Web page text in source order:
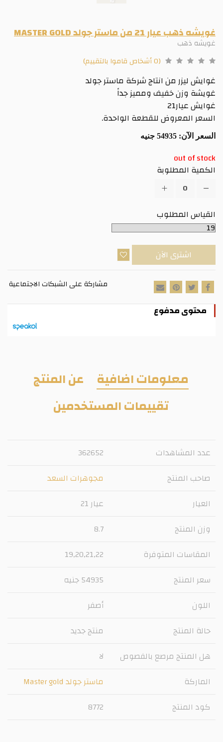
غويشه ذهب عيار 21 من ماستر جولد MASTER GOLD
غويشه ذهب
(0 أشخاص قاموا بالتقييم)
غوايش ليزر من انتاج شركة ماستر جولد
غويشة وزن خفيف ومميز جداً
غوايش عيار21
السعر المعروض للقطعة الواحدة.
السعر الآن:
out of stock
الكمية المطلوبة
القياس المطلوب
اشترى الآن
مشاركة على الشبكات الاجتماعية
محتوى مدفوع
معلومات اضافية
عن المنتج
تقييمات المستخدمين
عدد المشاهدات
362652
صاحب المنتج
مجوهرات السعد
العيار
عيار 21
وزن المنتج
8.7
المقاسات المتوفرة
19,20,21,22
سعر المنتج
54935 جنيه
اللون
أصفر
حالة المنتج
منتج جديد
هل المنتج مرصع بالفصوص
لا
الماركة
ماستر جولد Master gold
كود المنتج
8772